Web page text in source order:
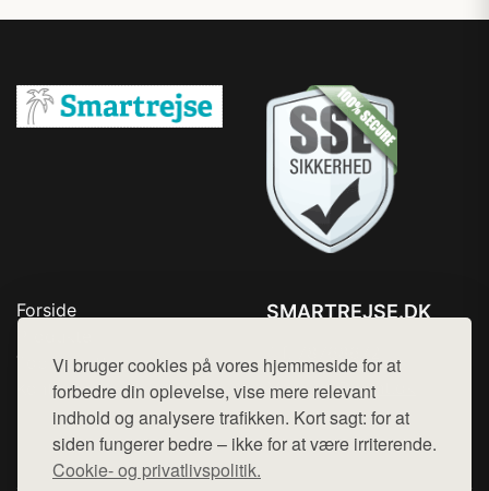
Vi bruger cookies på vores hjemmeside for at
forbedre din oplevelse, vise mere relevant
indhold og analysere trafikken. Kort sagt: for at
siden fungerer bedre – ikke for at være irriterende.
Cookie- og privatlivspolitik.
Forside
Top Rabatter
Kontakt
SMARTREJSE.DK
Mail: hej@want.dk
Cookie- og privatlivspolitik